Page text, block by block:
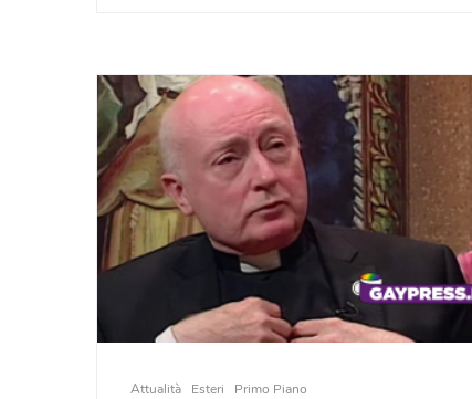
Attualità Esteri Primo Piano